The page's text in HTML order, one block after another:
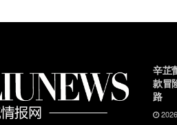
辛芷
款冒
路